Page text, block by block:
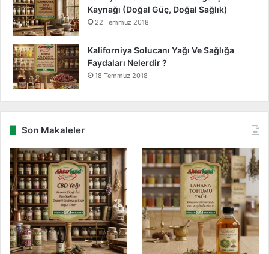
Kaynağı (Doğal Güç, Doğal Sağlık)
22 Temmuz 2018
Kaliforniya Solucanı Yağı Ve Sağlığa
Faydaları Nelerdir ?
18 Temmuz 2018
Son Makaleler